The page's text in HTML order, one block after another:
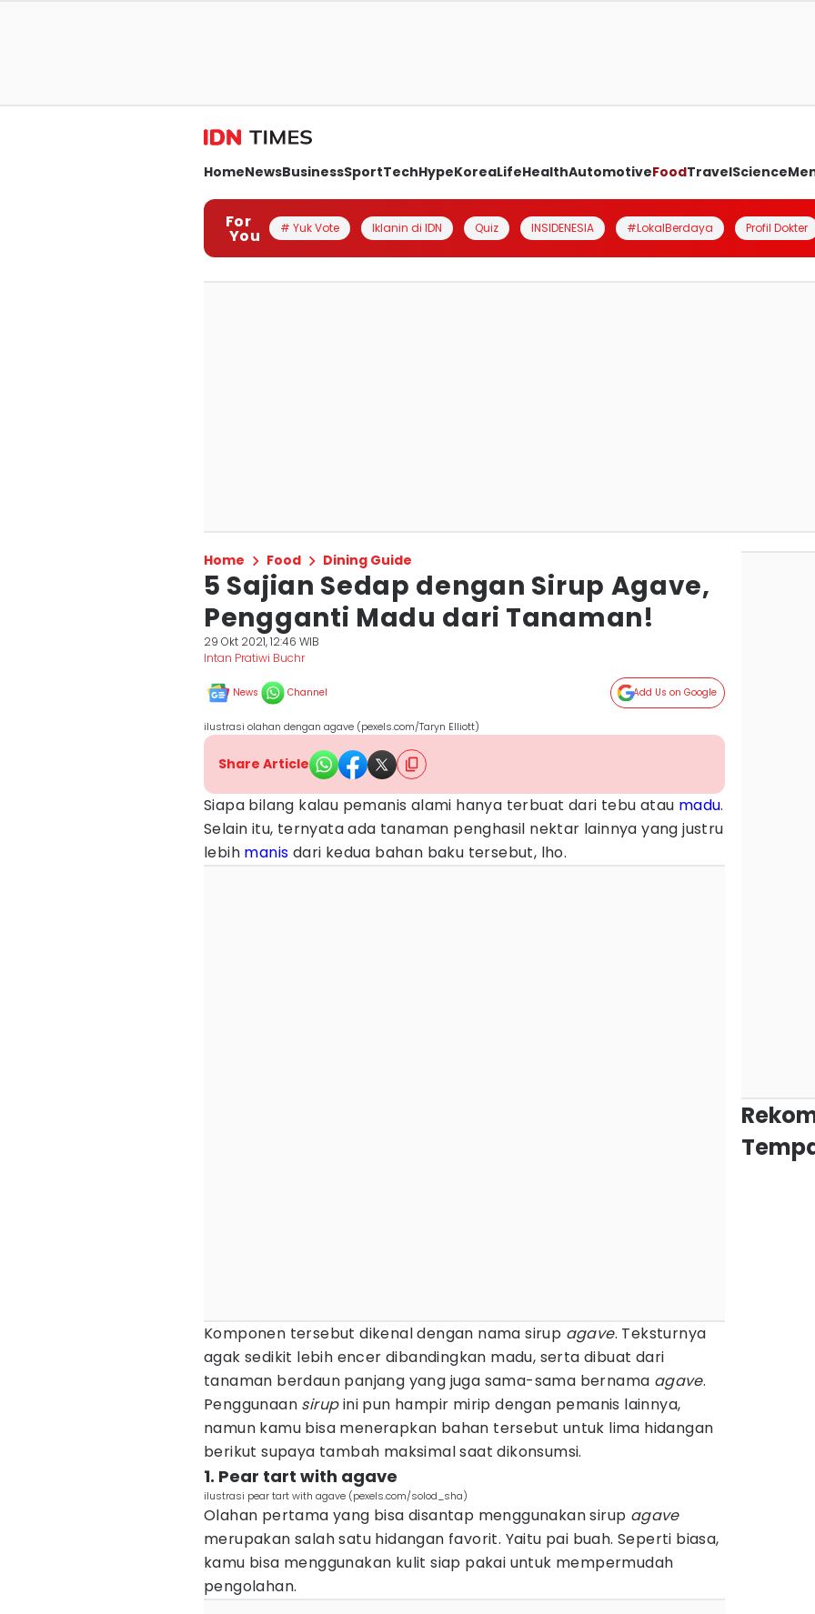
HomeNewsBusinessSportTechHypeKoreaLifeHealthAutomotiveFoodTravelScience
For
You # Yuk Vote Iklanin di IDN Quiz INSIDENESIA #LokalBerdaya Profil Dokter
Home Food Dining Guide
5 Sajian Sedap dengan Sirup Agave,
Pengganti Madu dari Tanaman!
29 Okt 2021, 12:46 WIB
Intan Pratiwi Buchr
News Channel Add Us on Google
ilustrasi olahan dengan agave (pexels.com/Taryn Elliott)
Share Article
Siapa bilang kalau pemanis alami hanya terbuat dari tebu atau madu.
Selain itu, ternyata ada tanaman penghasil nektar lainnya yang justru
lebih manis dari kedua bahan baku tersebut, lho.
Komponen tersebut dikenal dengan nama sirup agave. Teksturnya
agak sedikit lebih encer dibandingkan madu, serta dibuat dari
tanaman berdaun panjang yang juga sama-sama bernama agave.
Penggunaan sirupini pun hampir mirip dengan pemanis lainnya,
namun kamu bisa menerapkan bahan tersebut untuk lima hidangan
berikut supaya tambah maksimal saat dikonsumsi.
1. Pear tart with agave
ilustrasi pear tart with agave (pexels.com/solod_sha)
Olahan pertama yang bisa disantap menggunakan sirup agave
merupakan salah satu hidangan favorit. Yaitu pai buah. Seperti biasa,
kamu bisa menggunakan kulit siap pakai untuk mempermudah
pengolahan.